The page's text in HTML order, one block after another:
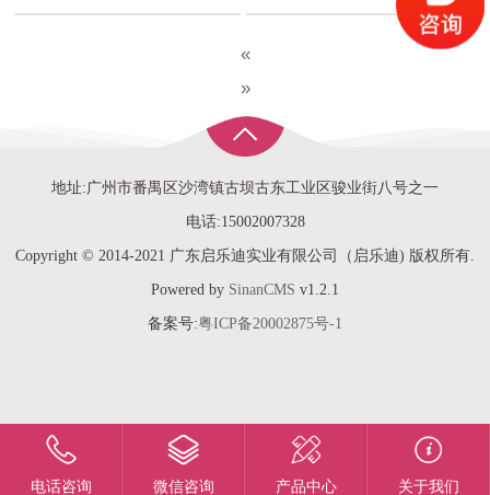
«
»
地址:广州市番禺区沙湾镇古坝古东工业区骏业街八号之一
电话:15002007328
Copyright © 2014-2021 广东启乐迪实业有限公司（启乐迪) 版权所有.
Powered by SinanCMS v1.2.1
备案号:粤ICP备20002875号-1
电话咨询 微信咨询 产品中心 关于我们